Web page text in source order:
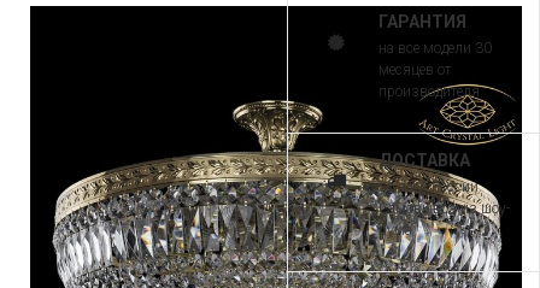
ГАРАНТИЯ
на все модели 30
месяцев от
производителя
ДОСТАВКА
по всей России.
Самовывоз из шоу-
рума